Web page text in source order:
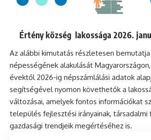
Értény község lakossága 2026.
Az alábbi kimutatás részletesen
népességének alakulását
évektől 2026-ig népszámlálási adatok
segítségével nyomon követhetők a
változásai, amelyek fontos információkat
település fejlesztési irányainak, társadalmi
gazdasági trendjeik megértéséhez is.